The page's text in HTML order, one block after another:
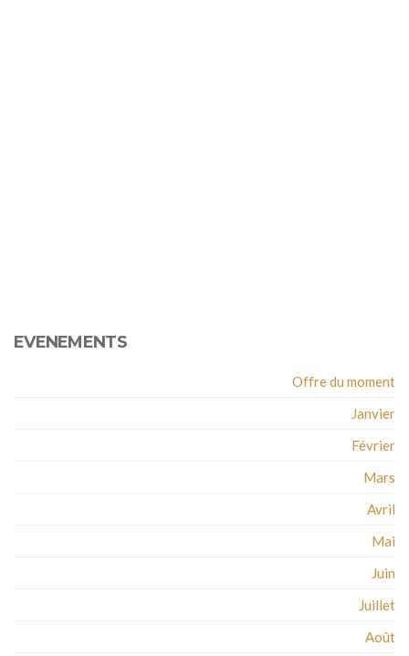
EVENEMENTS
Offre du moment
Janvier
Février
Mars
Avril
Mai
Juin
Juillet
Août